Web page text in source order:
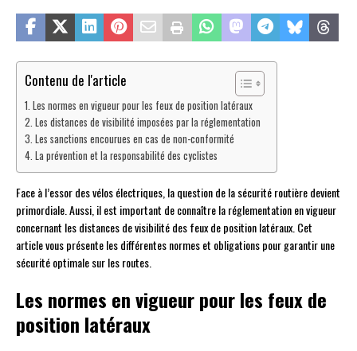
Contenu de l'article
Les normes en vigueur pour les feux de position latéraux
Les distances de visibilité imposées par la réglementation
Les sanctions encourues en cas de non-conformité
La prévention et la responsabilité des cyclistes
Face à l’essor des vélos électriques, la question de la sécurité routière devient
primordiale. Aussi, il est important de connaître la réglementation en vigueur
concernant les distances de visibilité des feux de position latéraux. Cet
article vous présente les différentes normes et obligations pour garantir une
sécurité optimale sur les routes.
Les normes en vigueur pour les feux de
position latéraux